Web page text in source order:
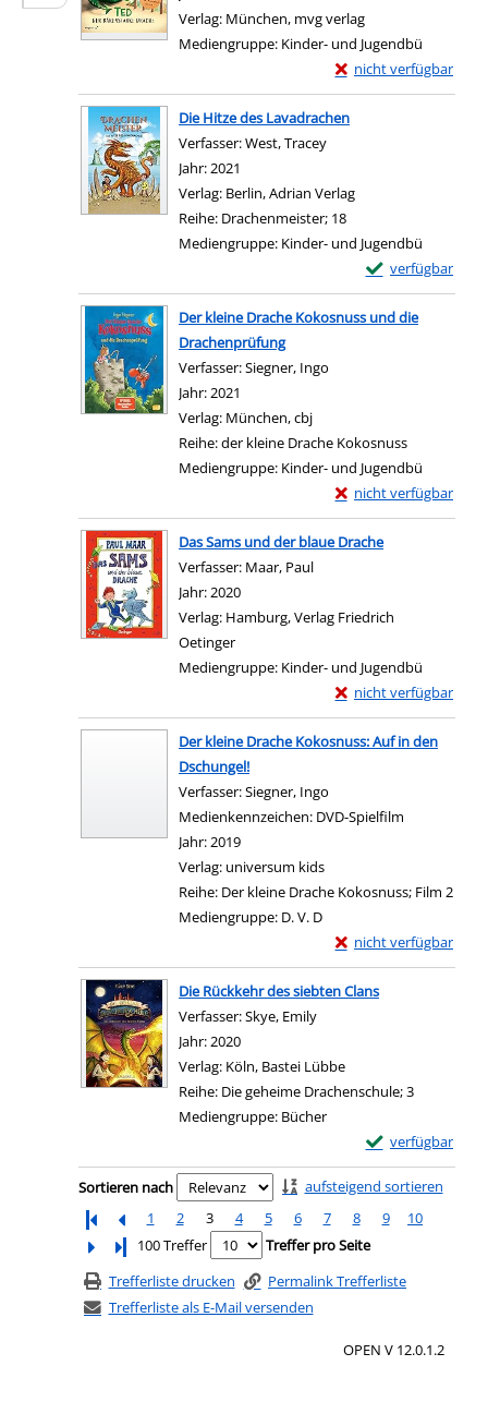
Verlag: München, mvg verlag
Mediengruppe: Kinder- und Jugendbü
nicht verfügbar
Exemplar-Details von
Zum Download von
Die Hitze des Lavadrachen
Verfasser:West, Tracey
Jahr:2021
Verlag: Berlin, Adrian Verlag
Reihe: Drachenmeister; 18
Mediengruppe: Kinder- und Jugendbü
verfügbar
Exemplar-Details
Zum Download
Der kleine Drache Kokosnuss und die
Drachenprüfung
Verfasser:Siegner, Ingo
Jahr:2021
Verlag: München, cbj
Reihe:der kleine Drache Kokosnuss
Mediengruppe: Kinder- und Jugendbü
nicht verfügbar
Exemplar-Details von
Zum Download von
Das Sams und der blaue Drache
Verfasser: Maar, Paul
Jahr:2020
Verlag: Hamburg, Verlag Friedrich
Oetinger
Mediengruppe: Kinder- und Jugendbü
nicht verfügbar
Exemplar-Details von
Zum Download von
Der kleine Drache Kokosnuss: Auf in den
Dschungel!
Verfasser:Siegner, Ingo
Medienkennzeichen: DVD-Spielfilm
Jahr:2019
Verlag: universum kids
Reihe: Der kleine Drache Kokosnuss; Film 2
Mediengruppe: D. V. D
nicht verfügbar
Exemplar-Details von
Zum Download von
Die Rückkehr des siebten Clans
Verfasser:Skye, Emily
Jahr:2020
Verlag: Köln, Bastei Lübbe
Reihe: Die geheime Drachenschule; 3
Mediengruppe: Bücher
verfügbar
Exemplar-Details
Zum Download
Zu den Suchfiltern springen
Sortieren nach
aufsteigend sortieren
1
2 3 4 5 6 7 8 9
10
Letzte Seite
100 Treffer
Treffer pro Seite
Trefferliste drucken
Permalink Trefferliste
Trefferliste als E-Mail versenden
OPEN V 12.0.1.2